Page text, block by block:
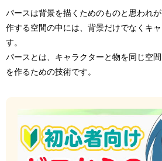
パースは背景を描くためのものと思われ
作する空間の中には、背景だけでなくキ
す。
パースとは、キャラクターと物を同じ空
を作るための技術です。